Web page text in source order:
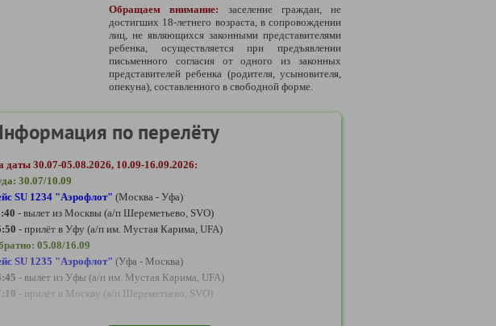
Обращаем внимание: заселение граждан, не
достигших 18-летнего возраста, в сопровождении
лиц, не являющихся законными представителями
ребенка, осуществляется при предъявлении
письменного согласия от одного из законных
представителей ребенка (родителя, усыновителя,
опекуна), составленного в свободной форме.
по перелёту
даты30.07-05.08.2026, 10.09-16.09.2026:
30.07/10.09
SU 1234 "Аэрофлот" (Москва - Уфа)
- вылет из Москвы (а/п Шереметьево, SVO)
- прилёт в Уфу (а/п им. Мустая Карима, UFA)
05.08/16.09
SU 1235 "Аэрофлот" (Уфа - Москва)
- вылет из Уфы (а/п им. Мустая Карима, UFA)
- прилёт в Москву (а/п Шереметьево, SVO)